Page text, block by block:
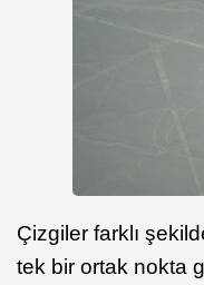
Çizgiler farklı
tek bir ortak nokta